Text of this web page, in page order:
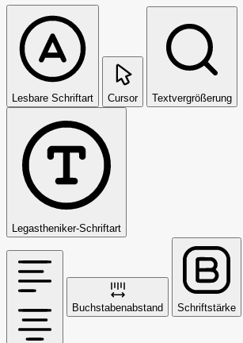
Lesbare Schriftart Cursor Textvergrößerung
Legastheniker-Schriftart
Buchstabenabstand Schriftstärke